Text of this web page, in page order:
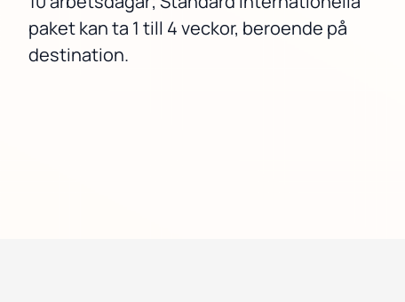
paket kan ta 1 till 4 veckor, beroende på
destination.